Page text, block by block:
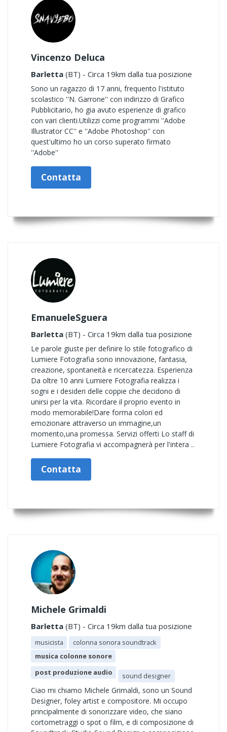
Vincenzo Deluca
Barletta (BT) - Circa 19km dalla tua posizione
Sono un ragazzo di 17 anni, frequento l'istituto
scolastico ''N. Garrone'' con indirizzo di Grafico
Pubblicitario, ho gia avuto esperienze di grafico
con vari clienti.Utilizzi come programmi ''Adobe
Illustrator CC'' e ''Adobe Photoshop'' con
quest'ultimo ho un corso superato firmato
''Adobe''
Contatta
EmanueleSguera
Barletta (BT) - Circa 19km dalla tua posizione
Le parole giuste per definire lo stile fotografico di
Lumiere Fotografia sono innovazione, fantasia,
creazione, spontaneità e ricercatezza. Esperienza
Da oltre 10 anni Lumiere Fotografia realizza i
sogni e i desideri delle coppie che decidono di
unirsi per la vita. Ricordare il proprio evento in
modo memorabile!Dare forma colori ed
emozionare attraverso un immagine,un
momento,una promessa. Servizi offerti Lo staff di
Lumiere Fotografia vi accompagnerà per l'intera ..
Contatta
Michele Grimaldi
Barletta (BT) - Circa 19km dalla tua posizione
musicista
colonna sonora soundtrack
musica colonne sonore
post produzione audio
sound designer
Ciao mi chiamo Michele Grimaldi, sono un Sound
Designer, foley artist e compositore. Mi occupo
principalmente di sonorizzare video, che siano
cortometraggi o spot o film, e di composizione di